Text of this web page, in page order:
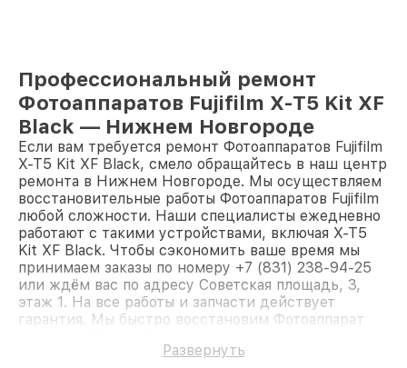
Профессиональный ремонт
Фотоаппаратов Fujifilm X-T5 Kit XF
Black — Нижнем Новгороде
Если вам требуется ремонт Фотоаппаратов Fujifilm
X-T5 Kit XF Black, смело обращайтесь в наш центр
ремонта в Нижнем Новгороде. Мы осуществляем
восстановительные работы Фотоаппаратов Fujifilm
любой сложности. Наши специалисты ежедневно
работают с такими устройствами, включая X-T5
Kit XF Black. Чтобы сэкономить ваше время мы
принимаем заказы по номеру +7 (831) 238-94-25
или ждём вас по адресу Советская площадь, 3,
этаж 1. На все работы и запчасти действует
гарантия. Мы быстро восстановим Фотоаппарат
Развернуть